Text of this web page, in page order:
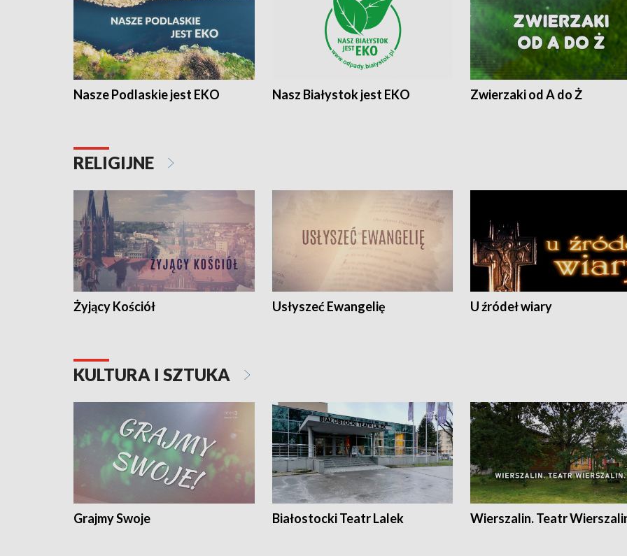
Nasze Podlaskie jest EKO Nasz Białystok jest EKO Zwierzaki od A do Ż
RELIGIJNE
Żyjący Kościół Usłyszeć Ewangelię U źródeł wiary
KULTURA I SZTUKA
Grajmy Swoje Białostocki Teatr Lalek Wierszalin. Teatr